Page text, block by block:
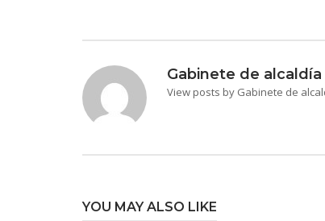
Gabinete de alcaldía
View posts by Gabinete de
YOU MAY ALSO LIKE